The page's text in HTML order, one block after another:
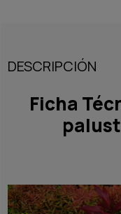
DESCRIPCIÓN
Ficha